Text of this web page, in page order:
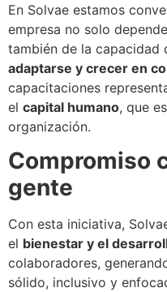
En Solvae estamos
empresa no solo
también de la capacidad
adaptarse y crecer en
capacitaciones
el capital humano, que
organización.
Compromiso
gente
Con esta iniciativa,
el bienestar y el
colaboradores,
sólido, inclusivo y